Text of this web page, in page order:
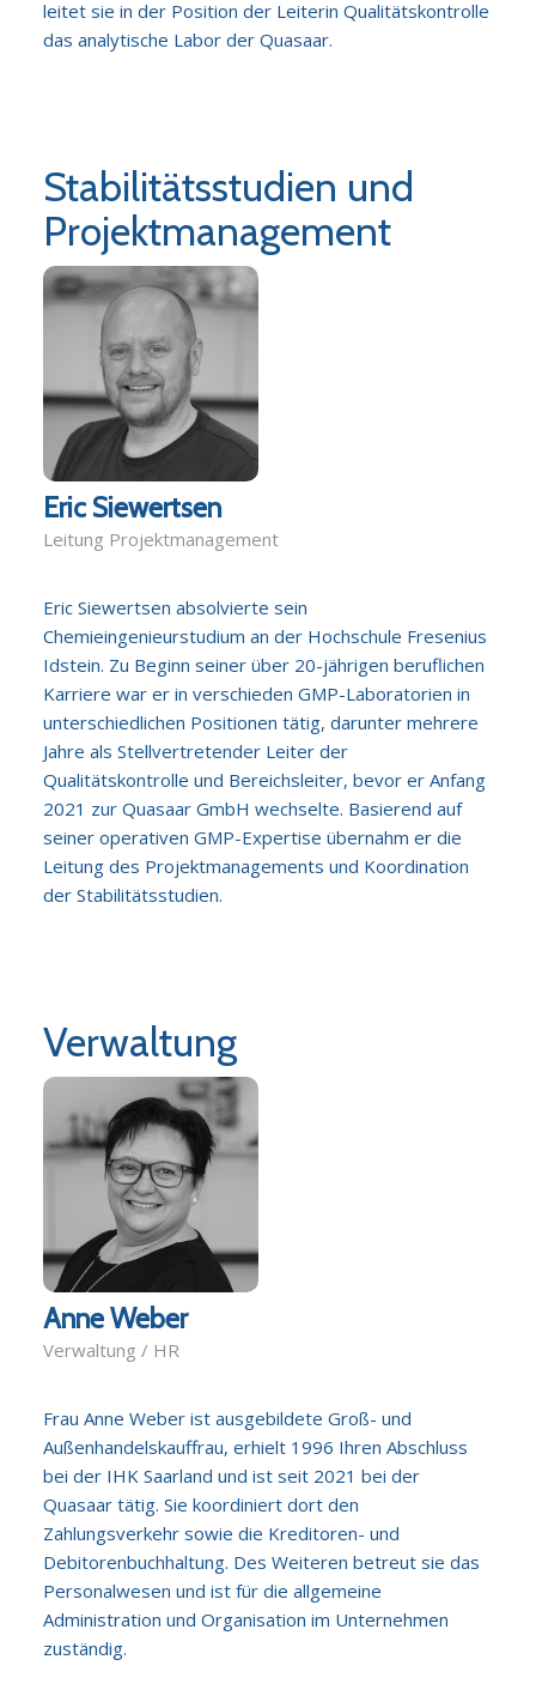
leitet sie in der Position der Leiterin Qualitätskontrolle
das analytische Labor der Quasaar.
Stabilitätsstudien und
Projektmanagement
Eric Siewertsen
Leitung Projektmanagement
Eric Siewertsen absolvierte sein
Chemieingenieurstudium an der Hochschule Fresenius
Idstein. Zu Beginn seiner über 20-jährigen beruflichen
Karriere war er in verschieden GMP-Laboratorien in
unterschiedlichen Positionen tätig, darunter mehrere
Jahre als Stellvertretender Leiter der
Qualitätskontrolle und Bereichsleiter, bevor er Anfang
2021 zur Quasaar GmbH wechselte. Basierend auf
seiner operativen GMP-Expertise übernahm er die
Leitung des Projektmanagements und Koordination
der Stabilitätsstudien.
Verwaltung
Anne Weber
Verwaltung / HR
Frau Anne Weber ist ausgebildete Groß- und
Außenhandelskauffrau, erhielt 1996 Ihren Abschluss
bei der IHK Saarland und ist seit 2021 bei der
Quasaar tätig. Sie koordiniert dort den
Zahlungsverkehr sowie die Kreditoren- und
Debitorenbuchhaltung. Des Weiteren betreut sie das
Personalwesen und ist für die allgemeine
Administration und Organisation im Unternehmen
zuständig.